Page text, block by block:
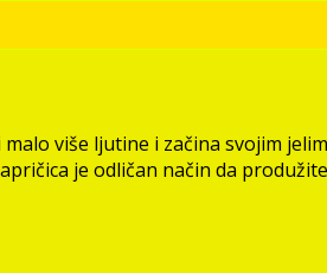
više ljutine i začina svojim
je odličan način da